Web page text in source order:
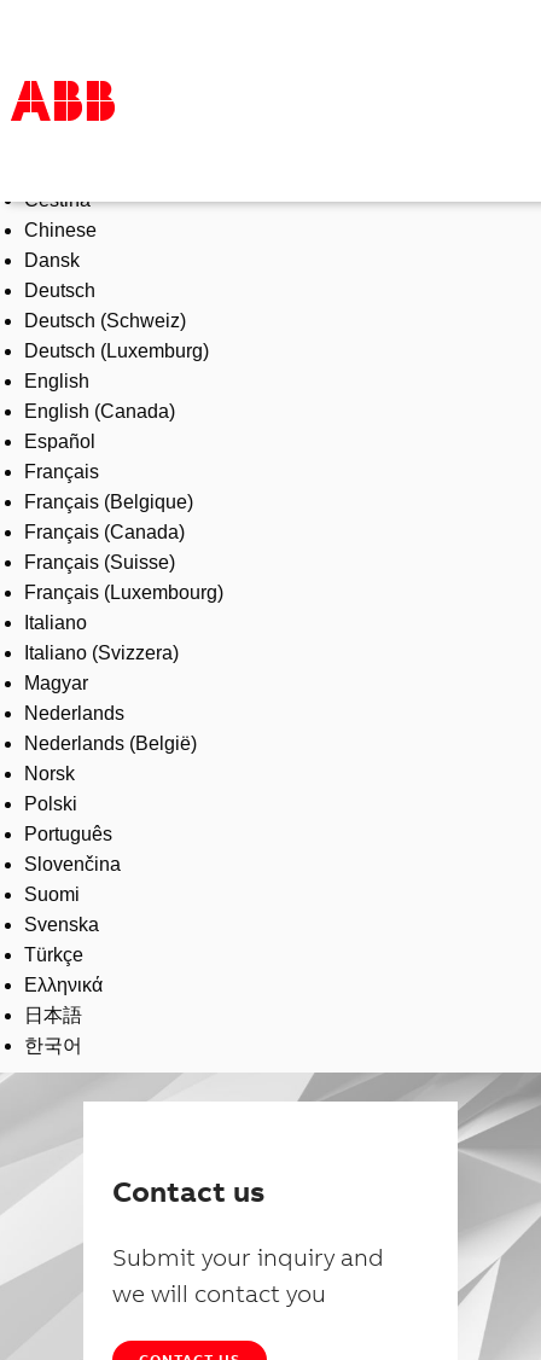
Products & Solutions
Industries
Services
About us
Where to buy
Contact us
Careers
Čeština
Chinese
Dansk
Deutsch
Deutsch (Schweiz)
Deutsch (Luxemburg)
English
English (Canada)
Español
Français
Français (Belgique)
Français (Canada)
Français (Suisse)
Français (Luxembourg)
Italiano
Italiano (Svizzera)
Magyar
Nederlands
Nederlands (België)
Norsk
Polski
Português
Slovenčina
Suomi
Svenska
Türkçe
Ελληνικά
日本語
한국어
Contact us
Submit your inquiry and
we will contact you